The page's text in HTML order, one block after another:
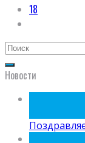
18
Новости